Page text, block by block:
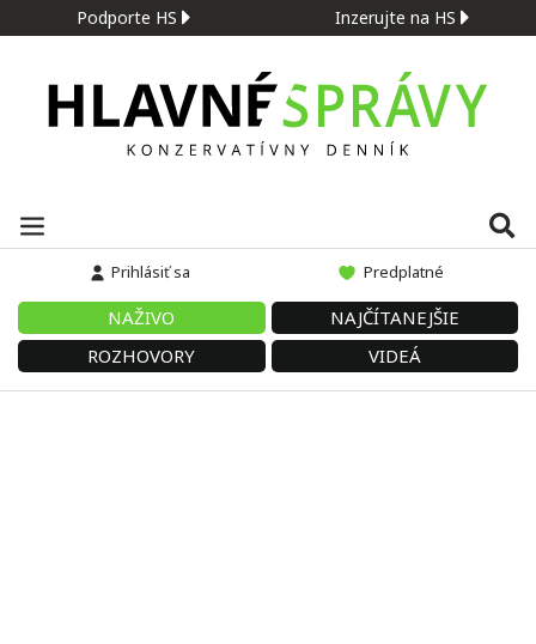
Podporte HS Inzerujte na HS
Prihlásiť sa Predplatné
NAŽIVO
NAJČÍTANEJŠIE
ROZHOVORY
VIDEÁ